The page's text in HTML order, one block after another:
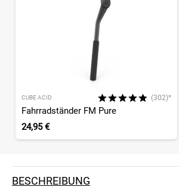
CUBE ACID (302)*
Fahrradständer FM Pure
24,95 €
BESCHREIBUNG